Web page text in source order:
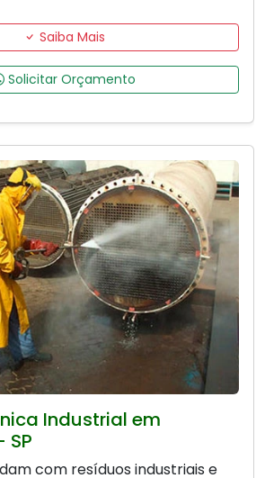
Saiba Mais
Solicitar Orçamento
Industrial em
SP
com resíduos industriais e